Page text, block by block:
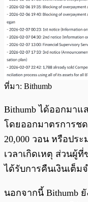
ที่มา: Bithumb
Bithumb ได้ออกมา
โดยออกมาตรการชด
20,000 วอน หรือปร
เวลาเกิดเหตุ ส่วนผู้
ได้รับการคืนเงินเต็ม
นอกจากนี้ Bithumb